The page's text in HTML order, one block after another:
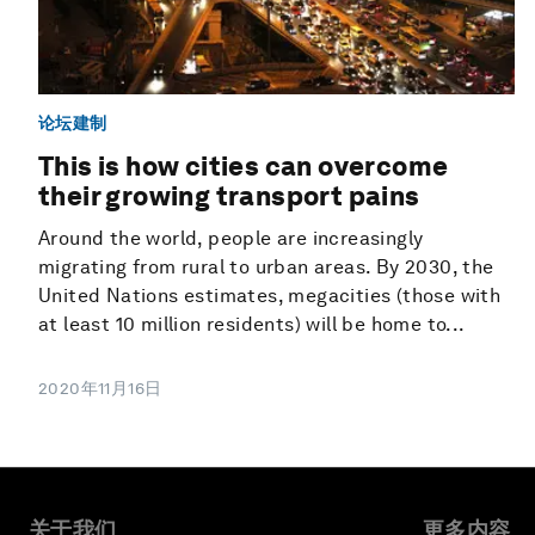
论坛建制
This is how cities can overcome
their growing transport pains
Around the world, people are increasingly
migrating from rural to urban areas. By 2030, the
United Nations estimates, megacities (those with
at least 10 million residents) will be home to...
2020年11月16日
关于我们 更多内容